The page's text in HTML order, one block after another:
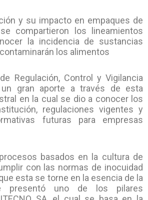
y su impacto en empaques de
compartieron los lineamientos
la incidencia de sustancias
los alimentos
Regulación, Control y Vigilancia
un gran aporte a través de esta
en la cual se dio a conocer los
regulaciones vigentes y
futuras para empresas
basados en la cultura de
con las normas de inocuidad
esta se torne en la esencia de la
presentó uno de los pilares